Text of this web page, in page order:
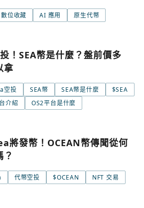
數位收藏 AI 應用 原生代幣
！SEA幣是什麼？盤前價多
拿
空投 SEA幣 SEA幣是什麼
$SEA
介紹 OS2平台是什麼
將發幣！OCEAN幣傳聞從何
代幣空投 $OCEAN NFT 交易
擊關閉按鈕或空白處，即可回到加密
城市